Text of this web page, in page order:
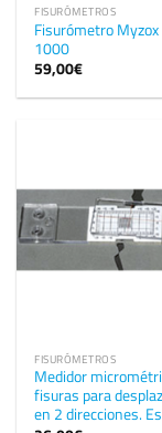
FISURÓMETROS
Fisurómetro Myzox
1000
59,00€
FISURÓMETROS
Medidor
fisuras para
en 2 direcciones.